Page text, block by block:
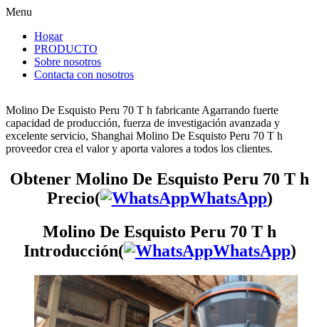
Menu
Hogar
PRODUCTO
Sobre nosotros
Contacta con nosotros
Molino De Esquisto Peru 70 T h fabricante Agarrando fuerte
capacidad de producción, fuerza de investigación avanzada y
excelente servicio, Shanghai Molino De Esquisto Peru 70 T h
proveedor crea el valor y aporta valores a todos los clientes.
Obtener Molino De Esquisto Peru 70 T h
Precio(
WhatsApp)
Molino De Esquisto Peru 70 T h
Introducción(
WhatsApp)